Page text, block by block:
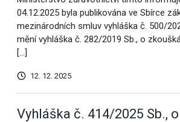
04.12.2025 byla publikována ve Sbírce
mezinárodních smluv vyhláška č. 500/
mění vyhláška č. 282/2019 Sb., o
[…]
12. 12. 2025
Vyhláška č. 414/2025 Sb.,